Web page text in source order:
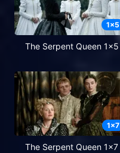
1x5
The Serpent Queen 1x5
1x7
The Serpent Queen 1x7